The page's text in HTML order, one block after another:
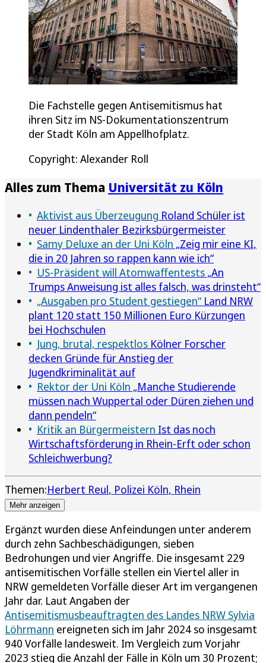
Die Fachstelle gegen Antisemitismus hat
ihren Sitz im NS-Dokumentationszentrum
der Stadt Köln am Appellhofplatz.
Copyright: Alexander Roll
Alles zum Thema Universität zu Köln
Aktivist aus Überzeugung Roland Schüler ist
neuer Lindenthaler Bezirksbürgermeister
Samy Deluxe an der Uni Köln „Zeig mir eine KI,
die in 20 Jahren so rappen kann wie ich“
US-Präsident will Atomwaffentests „An
Trumps Anweisung ist alles falsch, was drinsteht“
„Ausgaben pro Student gestiegen“ Land NRW
plant 120 statt 150 Millionen Euro Kürzungen
bei Hochschulen
Jung, brutal, respektlos Kölner Forscher
decken Gründe für Anstieg der
Jugendkriminalität auf
Rektor der Uni Köln „Manche Studierende
müssen nach Wuppertal oder Düren ziehen und
dann pendeln“
Kritik an Bürgermeistern Ist das noch
Wirtschaftsförderung in Rhein-Erft oder schon
Schleichwerbung?
Themen:Herbert Reul Polizei Köln Rhein
Mehr anzeigen
Ergänzt wurden diese Anfeindungen unter anderem
durch zehn Sachbeschädigungen, sieben
Bedrohungen und vier Angriffe. Die insgesamt 229
antisemitischen Vorfälle stellen ein Viertel aller in
NRW gemeldeten Vorfälle dieser Art im vergangenen
Jahr dar. Laut Angaben der
Antisemitismusbeauftragten des Landes NRW Sylvia
Löhrmann ereigneten sich im Jahr 2024 so insgesamt
940 Vorfälle landesweit. Im Vergleich zum Vorjahr
2023 stieg die Anzahl der Fälle in Köln um 30 Prozent;